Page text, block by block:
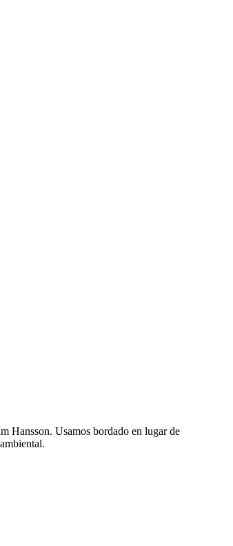
Hansson. Usamos bordado en lugar de